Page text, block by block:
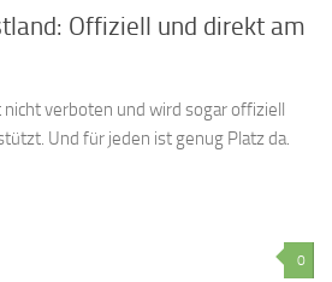
Offiziell und direkt am
verboten und wird sogar offiziell
Und für jeden ist genug Platz da.
0